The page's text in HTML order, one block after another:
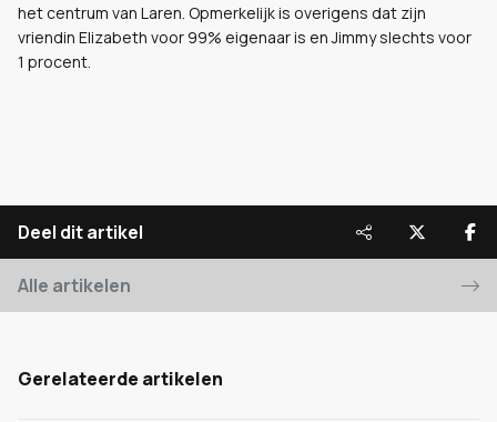
het centrum van Laren. Opmerkelijk is overigens dat zijn
vriendin Elizabeth voor 99% eigenaar is en Jimmy slechts voor
1 procent.
Deel dit artikel
Alle artikelen
Gerelateerde artikelen